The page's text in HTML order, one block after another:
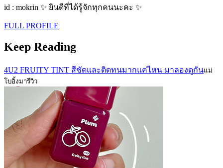
id : mokrin ✨ ยินดีที่ได้รู้จักทุกคนนะคะ ✨
FULL PROFILE
Keep Reading
4U2 FRUITY TINT สีชัดและติดทนมากแค่ไหน มาลองดูกันแม่
โบอิ้งมารีวิว